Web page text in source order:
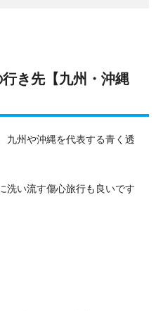
き先【九州・沖縄
九州や沖縄を代表する青く透
洗い流す傷心旅行も良いです